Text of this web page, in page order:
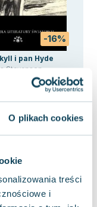
O plikach cookies
treści
i
-16%
i pan Hyde
Stevenson
4.0
Pakujemy jutro